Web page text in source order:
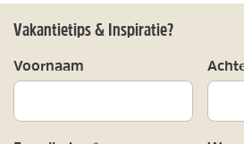
Vakantietips & Inspiratie?
Voornaam